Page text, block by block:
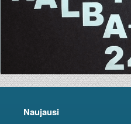
Naujausi